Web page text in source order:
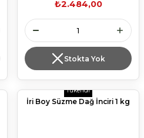
₺2.484,00
Stokta Yok
Tükendi
İri Boy Süzme Dağ İnciri 1 kg